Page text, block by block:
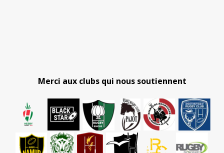
Merci aux clubs qui nous soutiennent